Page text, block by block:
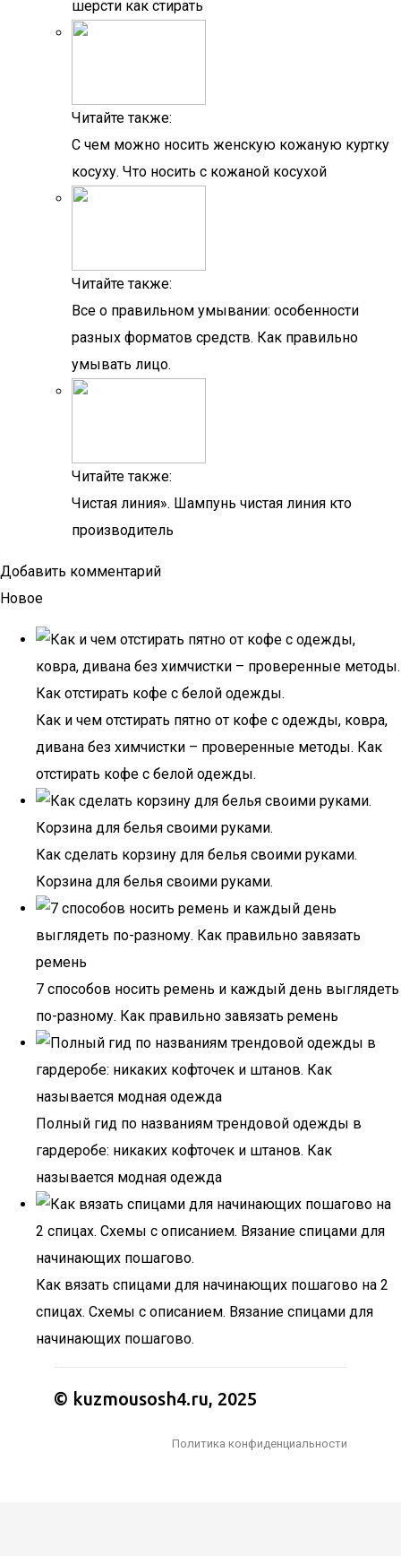
шерсти как стирать
Читайте также:
С чем можно носить женскую кожаную куртку
косуху. Что носить с кожаной косухой
Читайте также:
Все о правильном умывании: особенности
разных форматов средств. Как правильно
умывать лицо.
Читайте также:
Чистая линия». Шампунь чистая линия кто
производитель
Добавить комментарий
Новое
Как и чем отстирать пятно от кофе с одежды, ковра,
дивана без химчистки – проверенные методы. Как
отстирать кофе с белой одежды.
Как сделать корзину для белья своими руками.
Корзина для белья своими руками.
7 способов носить ремень и каждый день выглядеть
по-разному. Как правильно завязать ремень
Полный гид по названиям трендовой одежды в
гардеробе: никаких кофточек и штанов. Как
называется модная одежда
Как вязать спицами для начинающих пошагово на 2
спицах. Схемы с описанием. Вязание спицами для
начинающих пошагово.
© kuzmousosh4.ru, 2025
Политика конфиденциальности